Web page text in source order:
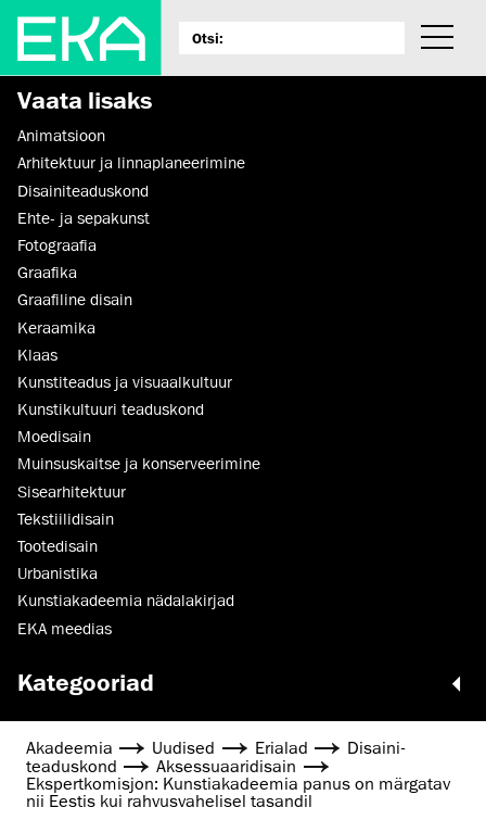
Vaata lisaks
Animatsioon
Arhitektuur ja linnaplaneerimine
Disaini­­teaduskond
Ehte- ja sepakunst
Fotograafia
Graafika
Graafiline disain
Keraamika
Klaas
Kunstiteadus ja visuaalkultuur
Kunsti­kultuuri teaduskond
Moedisain
Muinsus­kaitse ja konserveerimine
Sisearhitektuur
Tekstiilidisain
Tootedisain
Urbanistika
Kunstiakadeemia nädalakirjad
EKA meedias
Kategooriad
Akadeemia Uudised Erialad
Disaini­­
teaduskond
Aksessuaaridisain
Ekspertkomisjon: Kunstiakadeemia panus on märgatav
nii Eestis kui rahvusvahelisel tasandil